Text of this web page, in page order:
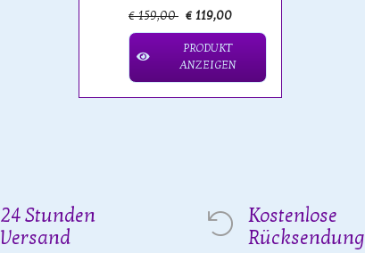
€ 159,00 € 119,00
PRODUKT
ANZEIGEN
24 Stunden
Versand
Kostenlose
Rücksendung